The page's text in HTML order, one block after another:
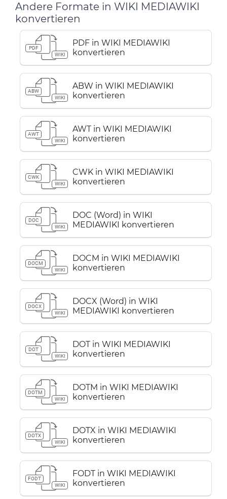
Andere Formate in WIKI MEDIAWIKI
konvertieren
PDF
WIKI
PDF in WIKI MEDIAWIKI
konvertieren
ABW
WIKI
ABW in WIKI MEDIAWIKI
konvertieren
AWT
WIKI
AWT in WIKI MEDIAWIKI
konvertieren
CWK
WIKI
CWK in WIKI MEDIAWIKI
konvertieren
DOC
WIKI
DOC (Word) in WIKI
MEDIAWIKI konvertieren
DOCM
WIKI
DOCM in WIKI MEDIAWIKI
konvertieren
DOCX
WIKI
DOCX (Word) in WIKI
MEDIAWIKI konvertieren
DOT
WIKI
DOT in WIKI MEDIAWIKI
konvertieren
DOTM
WIKI
DOTM in WIKI MEDIAWIKI
konvertieren
DOTX
WIKI
DOTX in WIKI MEDIAWIKI
konvertieren
FODT
WIKI
FODT in WIKI MEDIAWIKI
konvertieren